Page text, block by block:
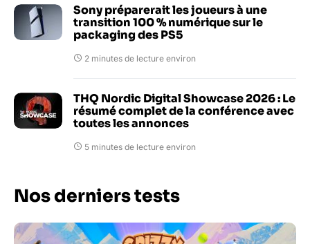
Sony préparerait les joueurs à une
transition 100 % numérique sur le
packaging des PS5
2 minutes de lecture environ
THQ Nordic Digital Showcase 2026 : Le
résumé complet de la conférence avec
toutes les annonces
5 minutes de lecture environ
Nos derniers tests